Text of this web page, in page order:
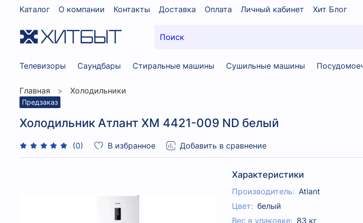
Каталог О компании Контакты Доставка Оплата Личный кабинет Хит Блог
Телевизоры Саундбары Стиральные машины Сушильные машины
Главная Холодильники
Предзаказ
Холодильник Атлант XM 4421-009 ND белый
(0) В избранное Добавить в сравнение
Характеристики
Производитель: Atlant
Цвет: белый
Вес в упаковке: 83 кг